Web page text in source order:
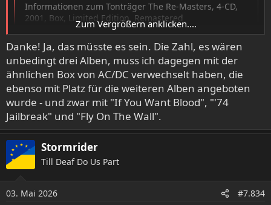
Informationen zum Tonträger The Re-Masters, 4-CD,
2001, Box, Limited Edition, Remastered
www.musik-sammler.de
Zum Vergrößern anklicken....
Danke! Ja, das müsste es sein. Die Zahl, es wären
unbedingt drei Alben, muss ich dagegen mit der
ähnlichen Box von AC/DC verwechselt haben, die
ebenso mit Platz für die weiteren Alben angeboten
wurde - und zwar mit "If You Want Blood", "'74
Jailbreak" und "Fly On The Wall".
Stormrider
Till Deaf Do Us Part
03. Mai 2026 #7.834